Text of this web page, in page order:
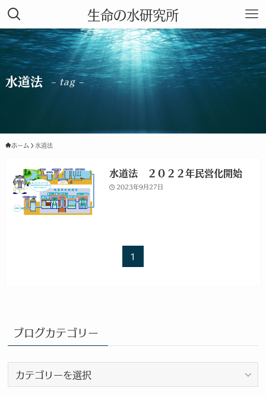
生命の水研究所
水道法 – tag –
ホーム 水道法
水道法 ２０２２年民営化開始
2023年9月27日
1
ブログカテゴリー
ロ